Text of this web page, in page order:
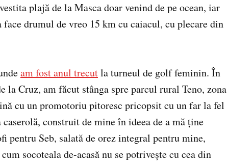
plajă de la Masca doar venind de pe ocean, iar
face drumul de vreo 15 km cu caiacul, cu plecare din
am fost anul trecutla turneul de golf feminin. În
la Cruz, am făcut stânga spre parcul rural Teno, zona
cu un promotoriu pitoresc pricopsit cu un far la fel
construit de mine în ideea de a mă ține
pentru Seb, salată de orez integral pentru mine,
socoteala de-acasă nu se potrivește cu cea din